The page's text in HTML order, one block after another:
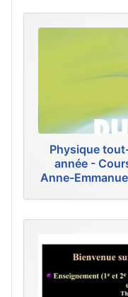
Physique
année -
Anne-